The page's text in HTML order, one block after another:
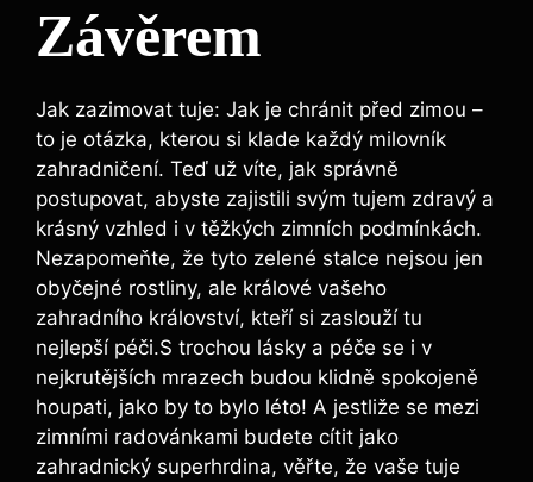
Závěrem
Jak zazimovat tuje: Jak je chránit před zimou –
to je otázka, kterou si klade každý milovník
zahradničení. Teď už víte, jak správně
postupovat, abyste zajistili svým tujem zdravý a
krásný vzhled i v těžkých zimních podmínkách.
Nezapomeňte, že tyto zelené stalce nejsou jen
obyčejné rostliny, ale králové vašeho
zahradního království, kteří si zaslouží tu
nejlepší péči.S trochou lásky a péče se i v
nejkrutějších mrazech budou klidně spokojeně
houpati, jako by to bylo léto! A jestliže se mezi
zimními radovánkami budete cítit jako
zahradnický superhrdina, věřte, že vaše tuje